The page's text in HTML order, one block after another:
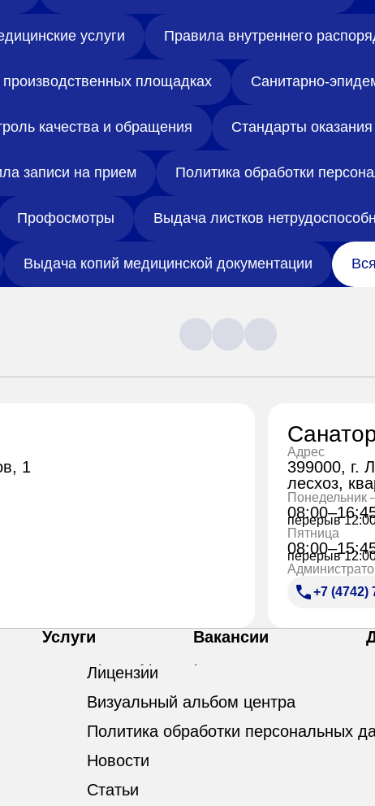
услуги Правила внутреннего
площадках Санитарно-
качества и обращения Стандарты
записи на прием Политика обработки
Профосмотры Выдача листков
Выдача копий медицинской документации
1
Адрес
399000, г.
лесхоз,
Понедельник
перерыв
Пятница
перерыв
+7 (4742)
Услуги Вакансии
Лицензии
Визуальный альбом центра
Политика обработки персональных
Новости
Статьи